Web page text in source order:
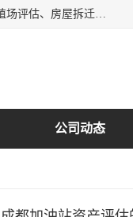
峡岭（重庆）第三方评估咨询有限公司主营：房屋拆迁征收评估、花卉苗木价值评估、资产评估事务所、养殖场评估、房屋拆迁服务公司等，形成了综合一体化的资产评估、财务审计和资产优化处置服务，是在全国同行业中资质全、业务服务范围广、具有影响力的综合服务机构。
公司动态